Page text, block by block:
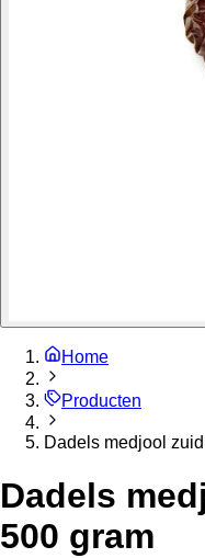
Home
Producten
Dadels medjool
Dadels
500 gram